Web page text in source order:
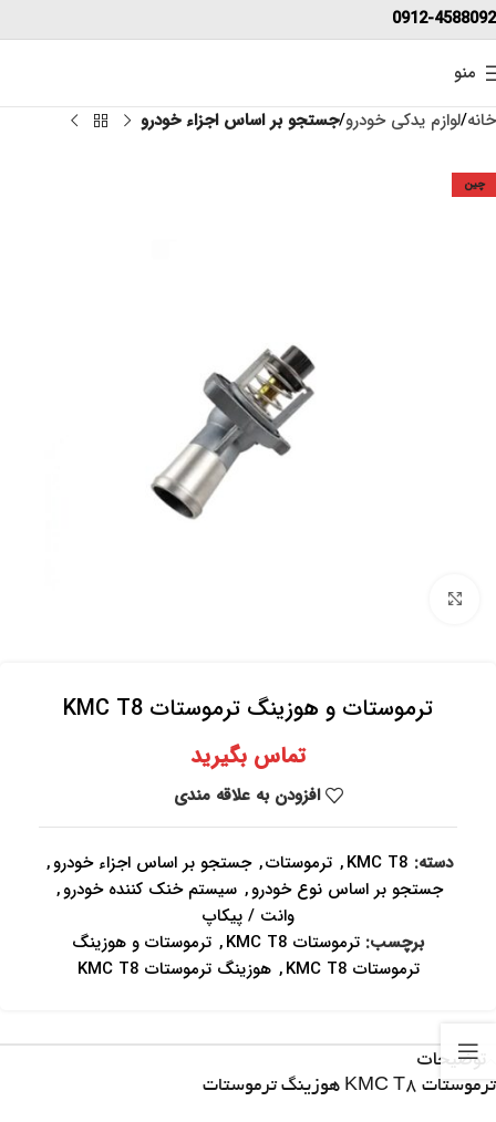
0912-4588092
منو
خانه لوازم یدکی خودرو جستجو بر اساس اجزاء خودرو
چین
ترموستات و هوزینگ ترموستات KMC T8
تماس بگیرید
افزودن به علاقه مندی
دسته: KMC T8
, ترموستات, جستجو بر اساس اجزاء خودرو,
جستجو بر اساس نوع خودرو, سیستم خنک کننده خودرو,
وانت / پیکاپ
برچسب: ترموستات KMC T8 , ترموستات و هوزینگ
ترموستات KMC T8
, هوزینگ ترموستات KMC T8
توضیحات
ترموستات KMC T8 هوزینگ ترموستات